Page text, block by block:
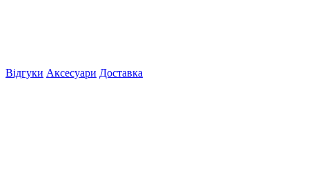
Відгуки Аксесуари Доставка